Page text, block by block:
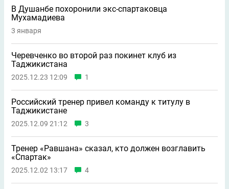
В Душанбе похоронили экс-спартаковца
Мухамадиева
3 января
Черевченко во второй раз покинет клуб из
Таджикистана
2025.12.23 12:09 1
Российский тренер привел команду к титулу в
Таджикистане
2025.12.09 21:12 3
Тренер «Равшана» сказал, кто должен возглавить
«Спартак»
2025.12.02 13:17 4